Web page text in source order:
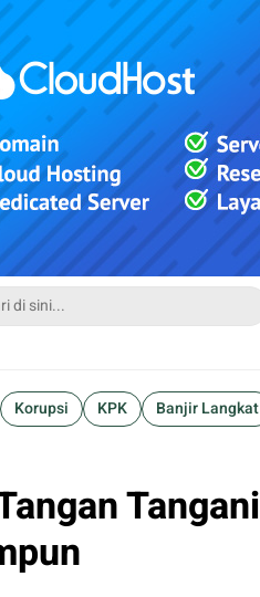
Korupsi KPK Banjir Langkat
Tangani